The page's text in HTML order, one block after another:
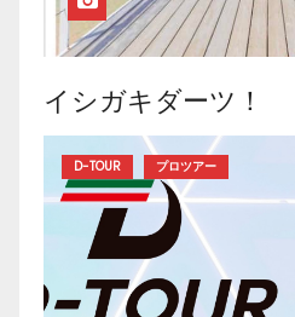
イシガキダーツ！
D-TOUR プロツアー